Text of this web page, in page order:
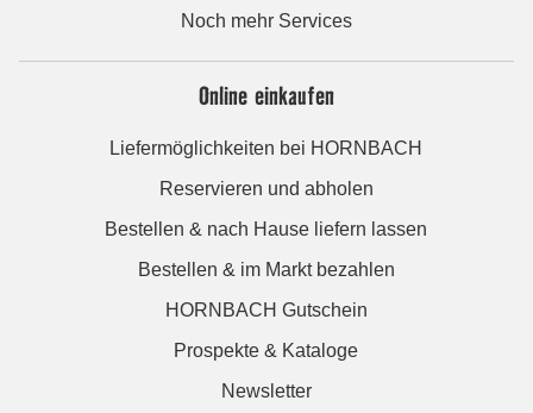
Noch mehr Services
Online einkaufen
Liefermöglichkeiten bei HORNBACH
Reservieren und abholen
Bestellen & nach Hause liefern lassen
Bestellen & im Markt bezahlen
HORNBACH Gutschein
Prospekte & Kataloge
Newsletter